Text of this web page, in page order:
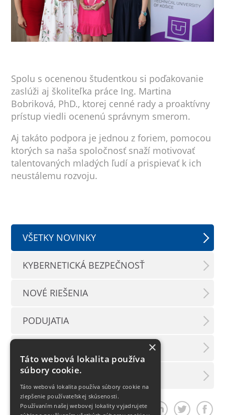
Spolu s ocenenou študentkou si poďakovanie
zaslúži aj školiteľka práce Ing. Martina
Bobriková, PhD., ktorej cenné rady a proaktívny
prístup viedli ocenenú správnym smerom.
Aj takáto podpora je jednou z foriem, pomocou
ktorých sa naša spoločnosť snaží motivovať
talentovaných mladých ľudí a prispievať k ich
neustálemu rozvoju.
VŠETKY NOVINKY
KYBERNETICKÁ BEZPEČNOSŤ
NOVÉ RIEŠENIA
PODUJATIA
LX INFORMAČNÝ SERVIS
Zdieľať článok
×
Táto webová lokalita používa
súbory cookie.
Táto webová lokalita používa súbory cookie na
zlepšenie používateľskej skúsenosti.
Používaním našej webovej lokality vyjadrujete